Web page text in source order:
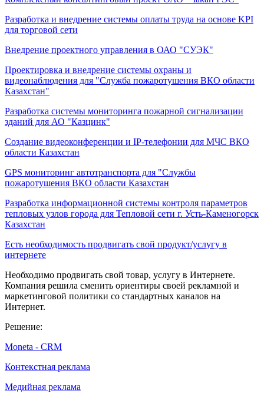
Разработка и внедрение системы оплаты труда на основе KPI
для торговой сети
Внедрение проектного управления в ОАО "СУЭК"
Проектировка и внедрение системы охраны и
видеонаблюдения для "Служба пожаротушения ВКО области
Казахстан"
Разработка системы мониторинга пожарной сигнализации
зданий для АО "Казцинк"
Создание видеоконференции и IP-телефонии для МЧС ВКО
области Казахстан
GPS мониторинг автотранспорта для "Службы
пожаротушения ВКО области Казахстан
Разработка информационной системы контроля параметров
тепловых узлов города для Тепловой сети г. Усть-Каменогорск
Казахстан
Есть необходимость продвигать свой продукт/услугу в
интернете
Необходимо продвигать свой товар, услугу в Интернете.
Компания решила сменить ориентиры своей рекламной и
маркетинговой политики со стандартных каналов на
Интернет.
Решение:
Moneta - CRM
Контекстная реклама
Медийная реклама